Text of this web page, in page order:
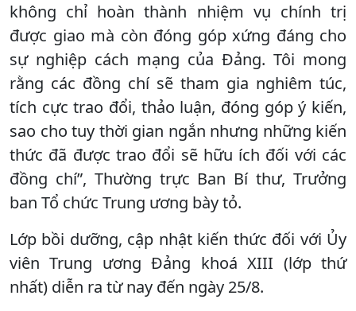
không chỉ hoàn thành nhiệm vụ chính trị
được giao mà còn đóng góp xứng đáng cho
sự nghiệp cách mạng của Đảng. Tôi mong
rằng các đồng chí sẽ tham gia nghiêm túc,
tích cực trao đổi, thảo luận, đóng góp ý kiến,
sao cho tuy thời gian ngắn nhưng những kiến
thức đã được trao đổi sẽ hữu ích đối với các
đồng chí”, Thường trực Ban Bí thư, Trưởng
ban Tổ chức Trung ương bày tỏ.
Lớp bồi dưỡng, cập nhật kiến thức đối với Ủy
viên Trung ương Đảng khoá XIII (lớp thứ
nhất) diễn ra từ nay đến ngày 25/8.